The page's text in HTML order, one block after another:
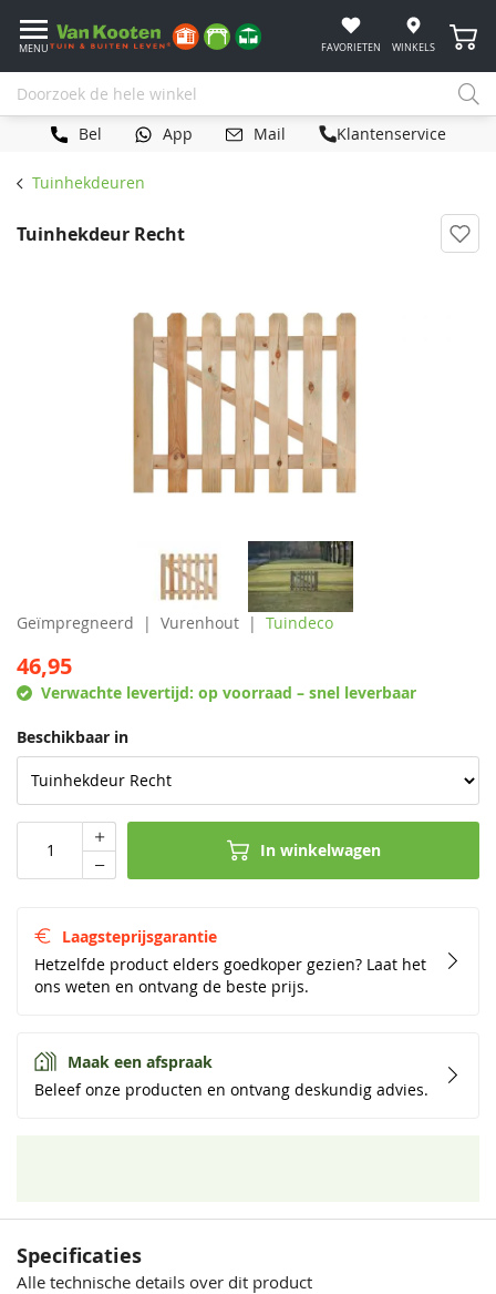
MENU FAVORIETEN WINKELS
Bel App Mail Klantenservice
Tuinhekdeuren
Tuinhekdeur Recht
Geïmpregneerd Vurenhout Tuindeco
46,95
Verwachte levertijd: op voorraad – snel leverbaar
Beschikbaar in
In winkelwagen
Laagsteprijsgarantie
Hetzelfde product elders goedkoper gezien? Laat het
ons weten en ontvang de beste prijs.
Maak een afspraak
Beleef onze producten en ontvang deskundig advies.
Specificaties
Alle technische details over dit product